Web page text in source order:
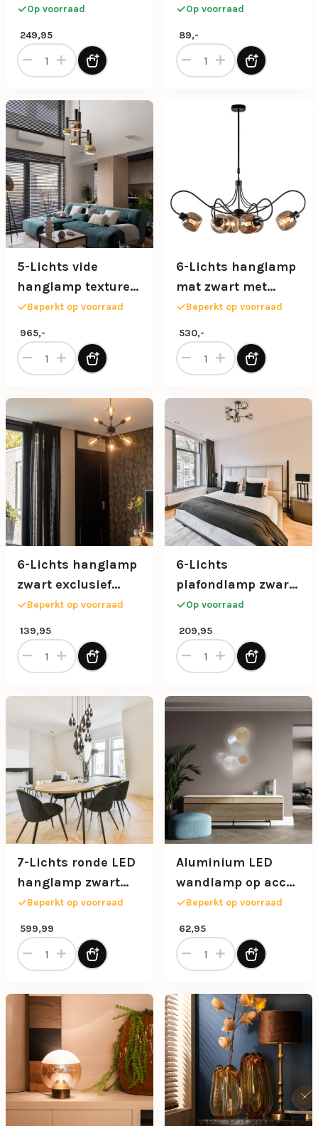
ex.lb
Op voorraad
249,95
5-lichts plaat rond + pendels zwart ex.lb aantal
zwart met flexibele
armen
Op voorraad
89,-
5-Lichts plafondlamp mat
5-Lichts vide
hanglamp textured
black excl
lichtbronnen
Beperkt op voorraad
965,-
5-Lichts vide hanglamp textured black excl lichtbronnen
6-Lichts hanglamp
mat zwart met
smoke glazen
kappen
Beperkt op voorraad
530,-
6-Lichts hanglamp mat
6-Lichts hanglamp
zwart exclusief
lichtbron
Beperkt op voorraad
139,95
6-Lichts hanglamp zwart exclusief lichtbron aantal
6-Lichts
plafondlamp zwart
met smoke glazen
bollen
Op voorraad
209,95
6-Lichts plafondlamp
7-Lichts ronde LED
hanglamp zwart
met smoke glas
Beperkt op voorraad
599,99
7-Lichts ronde LED hanglamp zwart met smoke glas
Aluminium LED
wandlamp op accu
3-standen dimbaar
Beperkt op voorraad
62,95
Aluminium LED